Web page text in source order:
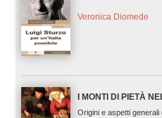
Veronica Diomede
I MONTI DI PIETÀ
Origini e aspetti generali